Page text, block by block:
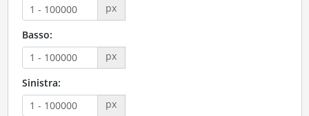
px
Basso:
px
Sinistra:
px